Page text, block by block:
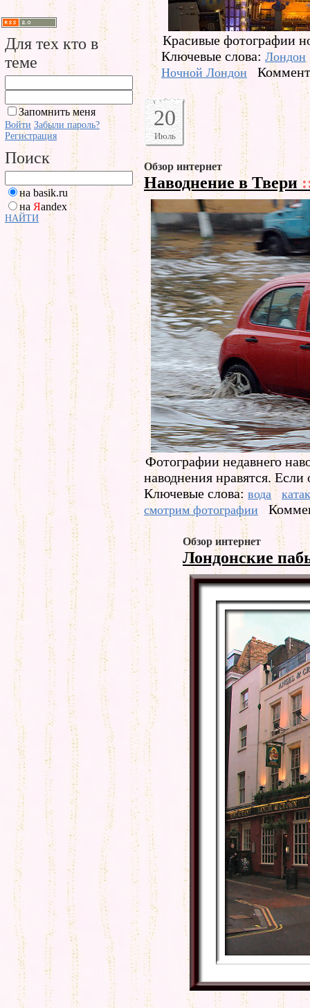
Для тех кто в
теме
Запомнить меня
Войти Забыли пароль?
Регистрация
Поиск
на basik.ru
на Яandex
НАЙТИ
Красивые фотографии
Ключевые слова: Лондон
Ночной Лондон
20
Июль
Обзор интернет
Наводнение в Твери
Фотографии недавнего
наводнения нравятся.
Ключевые слова: вода
смотрим фотографии
Обзор интернет
Лондонские